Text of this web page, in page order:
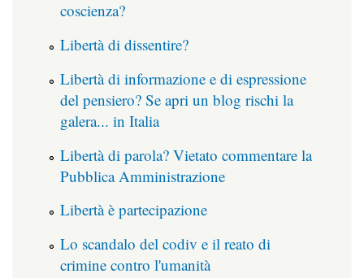
coscienza?
Libertà di dissentire?
Libertà di informazione e di espressione
del pensiero? Se apri un blog rischi la
galera... in Italia
Libertà di parola? Vietato commentare la
Pubblica Amministrazione
Libertà è partecipazione
Lo scandalo del codiv e il reato di
crimine contro l'umanità